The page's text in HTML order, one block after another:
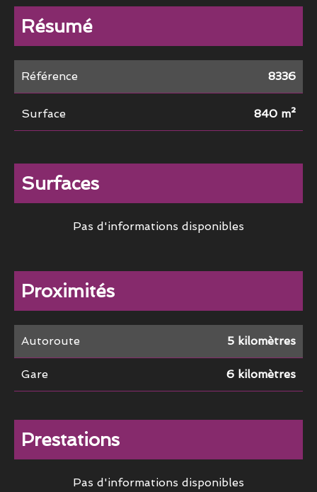
Résumé
Référence 8336
Surface 840 m²
Surfaces
Pas d'informations disponibles
Proximités
Autoroute 5 kilomètres
Gare 6 kilomètres
Prestations
Pas d'informations disponibles